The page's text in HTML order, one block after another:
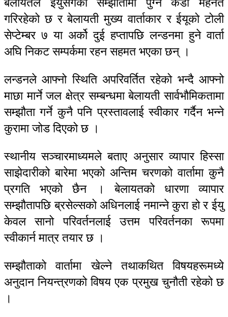
बेलायतले इयुसँगको सम्झौतामा पुग्न कडा मेहनत
गरिरहेको छ र बेलायती मुख्य वार्ताकार र ईयूको टोली
सेप्टेम्बर ७ या अर्को दुई हप्तापछि लन्डनमा हुने वार्ता
अघि निकट सम्पर्कमा रहन सहमत भएका छन् ।
लन्डनले आफ्नो स्थिति अपरिवर्तित रहेको भन्दै आफ्नो
माछा मार्ने जल क्षेत्र सम्बन्धमा बेलायती सार्वभौमिकतामा
सम्झौता गर्ने कुनै पनि प्रस्तावलाई स्वीकार गर्दैन भन्ने
कुरामा जोड दिएको छ ।
स्थानीय सञ्चारमाध्यमले बताए अनुसार व्यापार हिस्सा
साझेदारीको बारेमा भएको अन्तिम चरणको वार्तामा कुनै
प्रगति भएको छैन । बेलायतको धारणा व्यापार
सम्झौतापछि ब्रसेल्सको अधिनलाई नमान्ने कुरा हो र ईयु
केवल सानो परिवर्तनलाई उत्तम परिवर्तनका रूपमा
स्वीकार्न मात्र तयार छ ।
सम्झौताको वार्तामा खेल्ने तथाकथित विषयहरूमध्ये
अनुदान नियन्त्रणको विषय एक प्रमुख चुनौती रहेको छ
।